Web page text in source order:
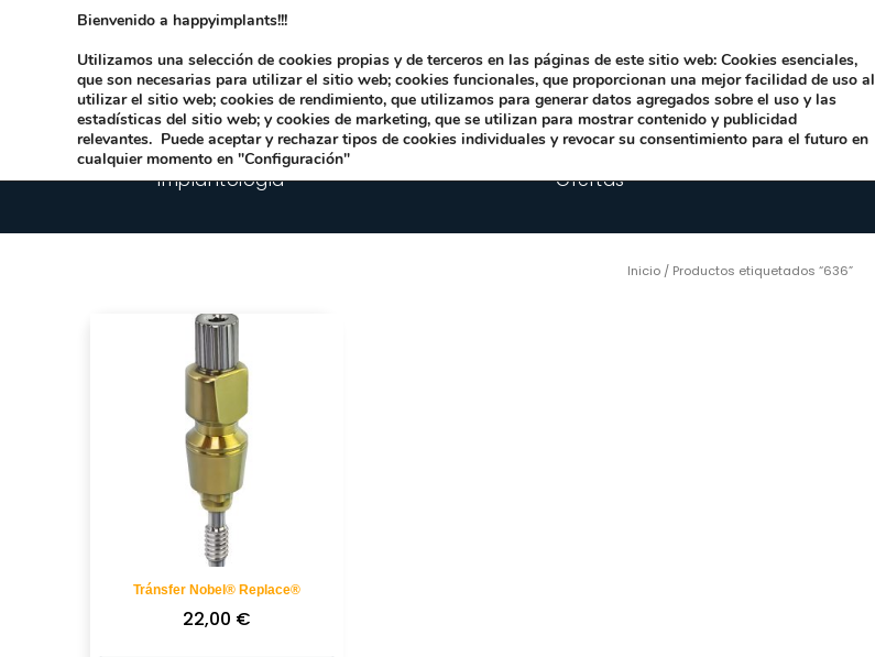
Dirección:
Implantologia Ofertas
Inicio/ Productos etiquetados “636”
Tránsfer Nobel® Replace®
22,00 €
Bienvenido a happyimplants!!!
Utilizamos una selección de cookies propias y de terceros en las páginas de este sitio web: Cookies esenciales,
que son necesarias para utilizar el sitio web; cookies funcionales, que proporcionan una mejor facilidad de uso al
utilizar el sitio web; cookies de rendimiento, que utilizamos para generar datos agregados sobre el uso y las
estadísticas del sitio web; y cookies de marketing, que se utilizan para mostrar contenido y publicidad
relevantes. Puede aceptar y rechazar tipos de cookies individuales y revocar su consentimiento para el futuro en
cualquier momento en "Configuración"